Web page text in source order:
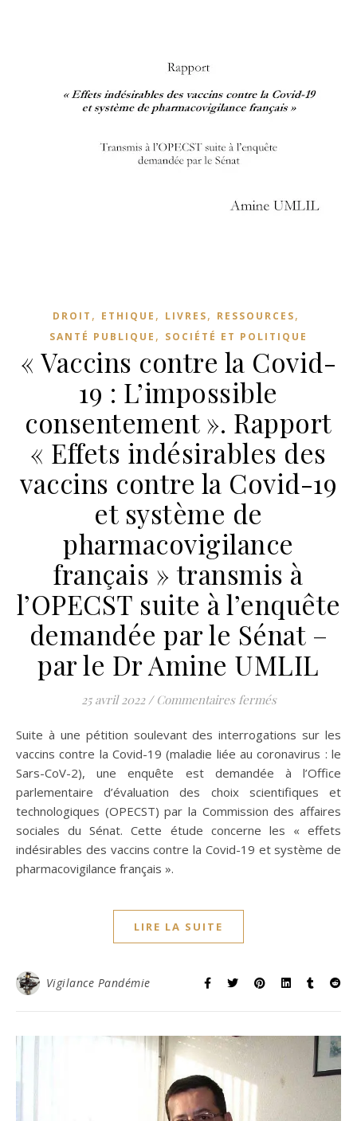
DROIT , ETHIQUE , LIVRES, RESSOURCES,
SANTÉ PUBLIQUE , SOCIÉTÉ ET POLITIQUE
« Vaccins contre la Covid-
19 : L’impossible
consentement ». Rapport
« Effets indésirables des
vaccins contre la Covid-19
et système de
pharmacovigilance
français » transmis à
l’OPECST suite à l’enquête
demandée par le Sénat –
par le Dr Amine UMLIL
25 avril 2022 / Commentaires ferméssur « Vaccins
Suite à une pétition soulevant des interrogations sur les
vaccins contre la Covid-19 (maladie liée au coronavirus : le
Sars-CoV-2), une enquête est demandée à l’Office
parlementaire d’évaluation des choix scientifiques et
technologiques (OPECST) par la Commission des affaires
sociales du Sénat. Cette étude concerne les « effets
indésirables des vaccins contre la Covid-19 et système de
pharmacovigilance français ».
LIRE LA SUITE
Vigilance Pandémie